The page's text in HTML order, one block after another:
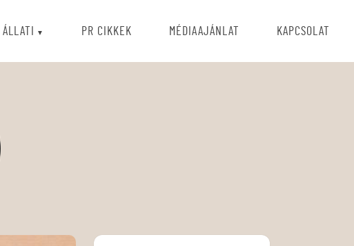
ÁLLATI PR CIKKEK MÉDIAAJÁNLAT KAPCSOLAT